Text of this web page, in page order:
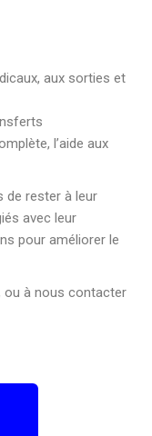
aux sorties et
l’aide aux
de rester à leur
avec leur
pour améliorer le
ou à nous contacter